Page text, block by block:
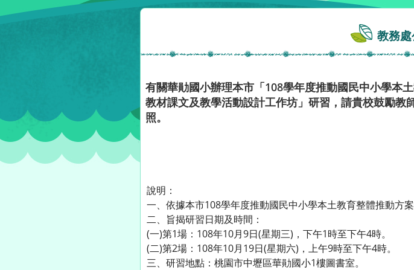
教務
有關華勛國小辦理本市「108學年度推動國民中小學本
教材課文及教學活動設計工作坊」研習，請貴校鼓勵
照。
說明：
一、依據本市108學年度推動國民中小學本土教育整體推動方案
二、旨揭研習日期及時間：
(一)第1場：108年10月9日(星期三)，下午1時至下午4時。
(二)第2場：108年10月19日(星期六)，上午9時至下午4時。
三、研習地點：桃園市中壢區華勛國小1樓圖書室。